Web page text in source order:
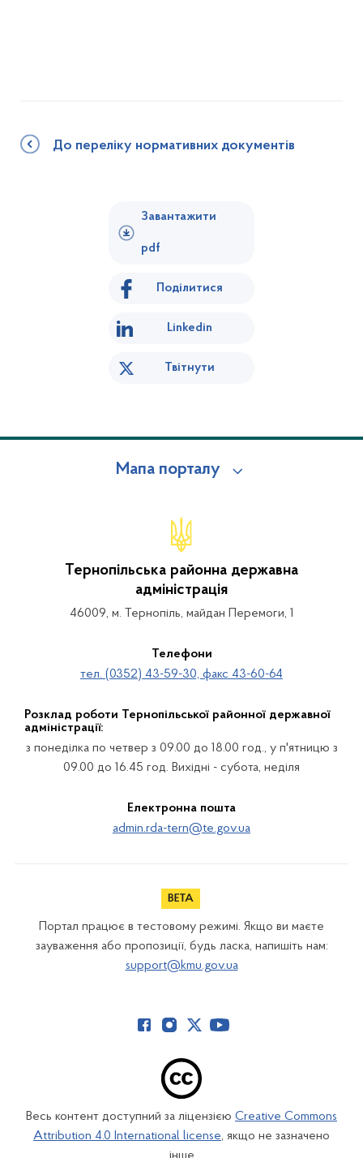
До переліку нормативних документів
Завантажити
pdf
Поділитися
Linkedin
Твітнути
Мапа порталу
Тернопільська районна державна
адміністрація
46009, м. Тернопіль, майдан Перемоги, 1
Телефони
тел. (0352) 43-59-30, факс 43-60-64
Розклад роботи Тернопільської районної державної
адміністрації:
з понеділка по четвер з 09.00 до 18.00 год., у п'ятницю з
09.00 до 16.45 год. Вихідні - субота, неділя
Електронна пошта
admin.rda-tern@te.gov.ua
Портал працює в тестовому режимі. Якщо ви маєте
зауваження або пропозиції, будь ласка, напишіть нам:
support@kmu.gov.ua
Весь контент доступний за ліцензією Creative Commons
Attribution 4.0 International license, якщо не зазначено